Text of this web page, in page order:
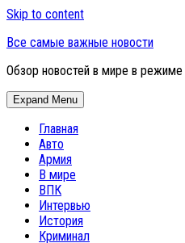
Skip to content
Все самые важные новости
Обзор новостей в мире в
Expand Menu
Главная
Авто
Армия
В мире
ВПК
Интервью
История
Криминал